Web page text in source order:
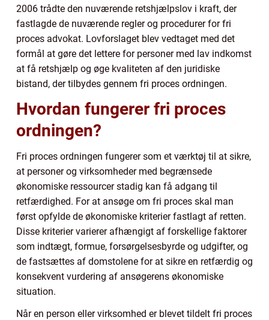
2006 trådte den nuværende retshjælpslov i kraft, der
fastlagde de nuværende regler og procedurer for fri
proces advokat. Lovforslaget blev vedtaget med det
formål at gøre det lettere for personer med lav indkomst
at få retshjælp og øge kvaliteten af den juridiske
bistand, der tilbydes gennem fri proces ordningen.
Hvordan fungerer fri proces
ordningen?
Fri proces ordningen fungerer som et værktøj til at sikre,
at personer og virksomheder med begrænsede
økonomiske ressourcer stadig kan få adgang til
retfærdighed. For at ansøge om fri proces skal man
først opfylde de økonomiske kriterier fastlagt af retten.
Disse kriterier varierer afhængigt af forskellige faktorer
som indtægt, formue, forsørgelsesbyrde og udgifter, og
de fastsættes af domstolene for at sikre en retfærdig og
konsekvent vurdering af ansøgerens økonomiske
situation.
Når en person eller virksomhed er blevet tildelt fri proces